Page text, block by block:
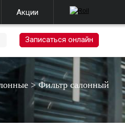
Акции
Записаться онлайн
>Фильтр салонный